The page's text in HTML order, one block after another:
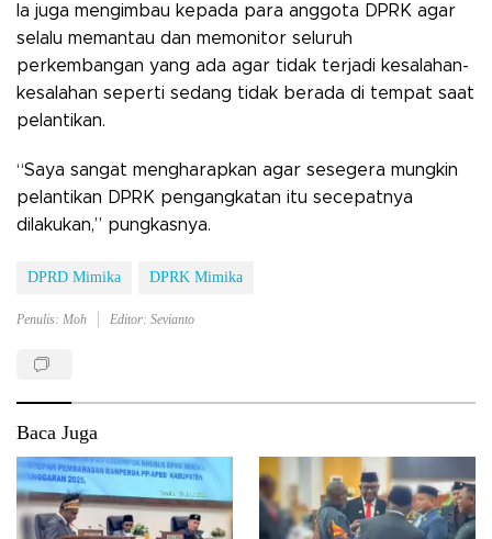
Ia juga mengimbau kepada para anggota DPRK agar
selalu memantau dan memonitor seluruh
perkembangan yang ada agar tidak terjadi kesalahan-
kesalahan seperti sedang tidak berada di tempat saat
pelantikan.
“Saya sangat mengharapkan agar sesegera mungkin
pelantikan DPRK pengangkatan itu secepatnya
dilakukan,” pungkasnya.
DPRD Mimika DPRK Mimika
Penulis: Moh Editor: Sevianto
Baca Juga